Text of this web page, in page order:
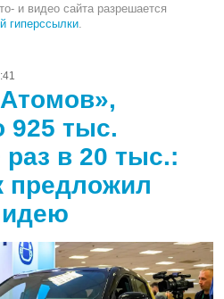
и видео сайта разрешается
гиперссылки
925 тыс.
в 20 тыс.:
предложил